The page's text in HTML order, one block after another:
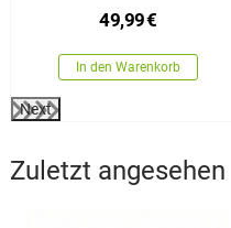
49,99€
In den Warenkorb
Next
Zuletzt angesehen